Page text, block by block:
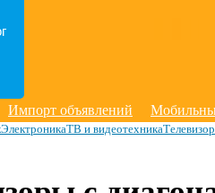
Импорт объявлений
ЭлектроникаТВ и видеотехника